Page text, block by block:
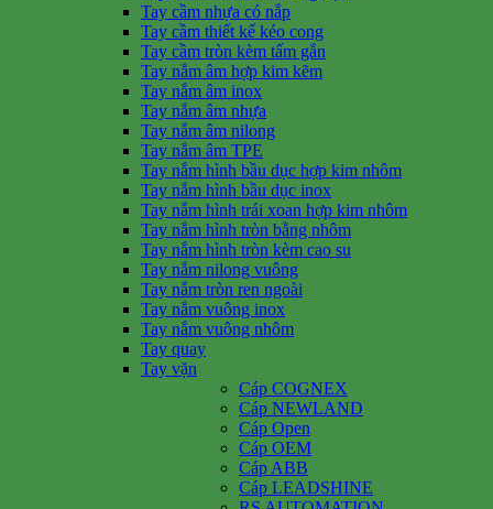
Tay cầm nhựa có nắp
Tay cầm thiết kế kéo cong
Tay cầm tròn kèm tấm gắn
Tay nắm âm hợp kim kẽm
Tay nắm âm inox
Tay nắm âm nhựa
Tay nắm âm nilong
Tay nắm âm TPE
Tay nắm hình bầu dục hợp kim nhôm
Tay nắm hình bầu dục inox
Tay nắm hình trái xoan hợp kim nhôm
Tay nắm hình tròn bằng nhôm
Tay nắm hình tròn kèm cao su
Tay nắm nilong vuông
Tay nắm tròn ren ngoài
Tay nắm vuông inox
Tay nắm vuông nhôm
Tay quay
Tay vặn
Cáp COGNEX
Cáp NEWLAND
Cáp Open
Cáp OEM
Cáp ABB
Cáp LEADSHINE